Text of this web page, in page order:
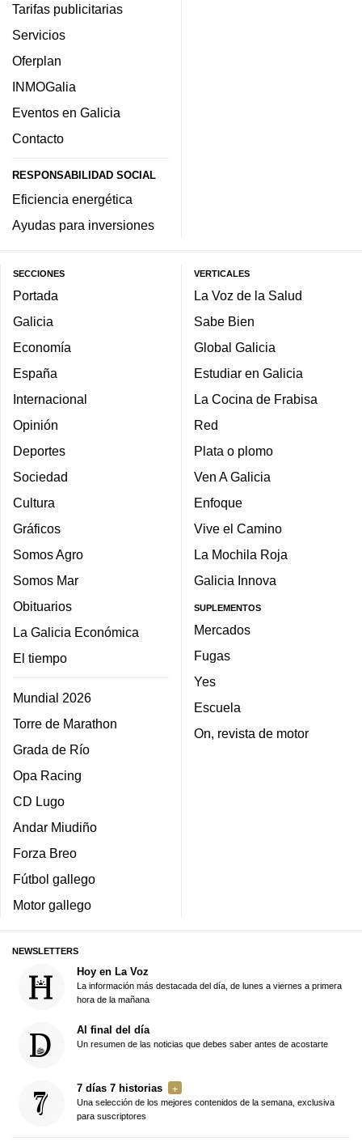
Tarifas publicitarias
Servicios
Oferplan
INMOGalia
Eventos en Galicia
Contacto
RESPONSABILIDAD SOCIAL
Eficiencia energética
Ayudas para inversiones
SECCIONES
Portada
Galicia
Economía
España
Internacional
Opinión
Deportes
Sociedad
Cultura
Gráficos
Somos Agro
Somos Mar
Obituarios
La Galicia Económica
El tiempo
Mundial 2026
Torre de Marathon
Grada de Río
Opa Racing
CD Lugo
Andar Miudiño
Forza Breo
Fútbol gallego
Motor gallego
VERTICALES
La Voz de la Salud
Sabe Bien
Global Galicia
Estudiar en Galicia
La Cocina de Frabisa
Red
Plata o plomo
Ven A Galicia
Enfoque
Vive el Camino
La Mochila Roja
Galicia Innova
SUPLEMENTOS
Mercados
Fugas
Yes
Escuela
On, revista de motor
NEWSLETTERS
Hoy en La Voz
La información más destacada del día, de lunes a viernes a primera
hora de la mañana
Al final del día
Un resumen de las noticias que debes saber antes de acostarte
7 días 7 historias
Una selección de los mejores contenidos de la semana, exclusiva
para suscriptores